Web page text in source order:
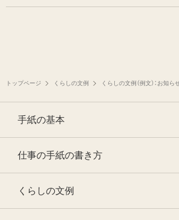
トップページ くらしの文例 くらしの文例（例文）：お知ら
手紙の基本
仕事の手紙の書き方
くらしの文例